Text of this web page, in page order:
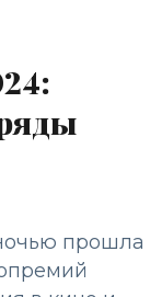
прошла